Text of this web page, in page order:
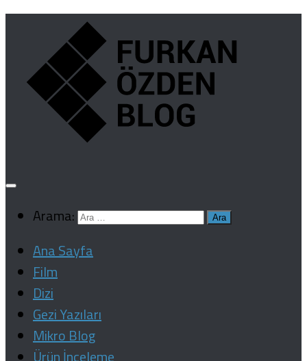
Arama:
Ana Sayfa
Film
Dizi
Gezi Yazıları
Mikro Blog
Ürün İnceleme